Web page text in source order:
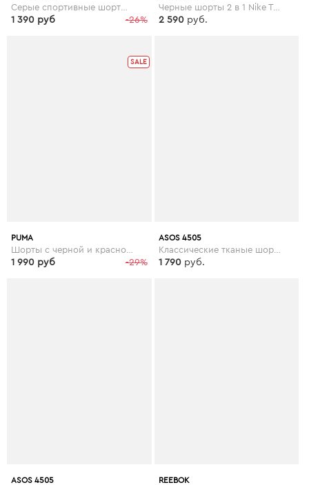
-26%
1 390 руб
Черные шорты 2 в 1 Nike Training Flex - Черный
2 590 руб.
SALE
PUMA
-29%
1 990 руб
ASOS 4505
Классические тканые шорты 2 в 1 ASOS 4505 - Черный
1 790 руб.
ASOS 4505 REEBOK